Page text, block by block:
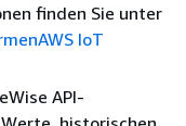
finden Sie unter
IoT
API-